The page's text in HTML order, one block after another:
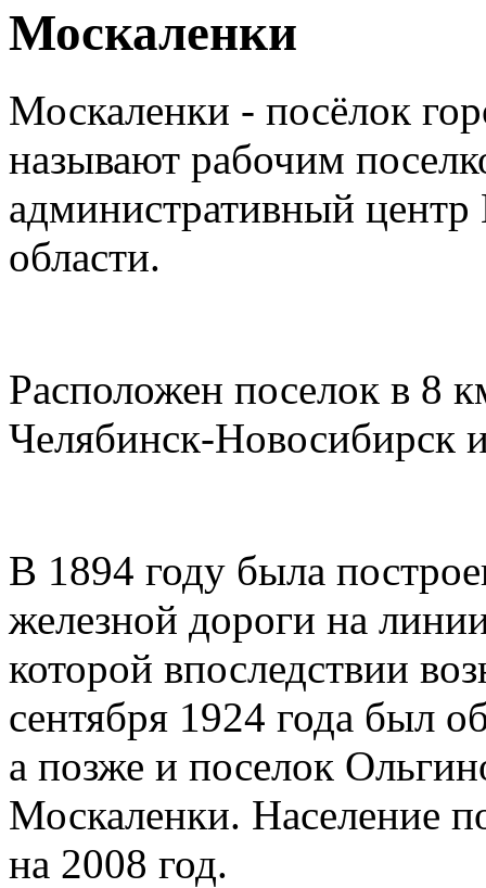
Москаленки
Москаленки - посёлок
называют рабочим
административный
области.
Расположен поселок в 8
Челябинск-Новосибирск
В 1894 году была
железной дороги на
которой впоследствии
сентября 1924 года был
а позже и поселок
Москаленки. Население
на 2008 год.